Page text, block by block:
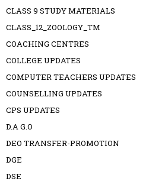
CLASS 9 STUDY MATERIALS
CLASS_12_ZOOLOGY_TM
COACHING CENTRES
COLLEGE UPDATES
COMPUTER TEACHERS UPDATES
COUNSELLING UPDATES
CPS UPDATES
D.A G.O
DEO TRANSFER-PROMOTION
DGE
DSE